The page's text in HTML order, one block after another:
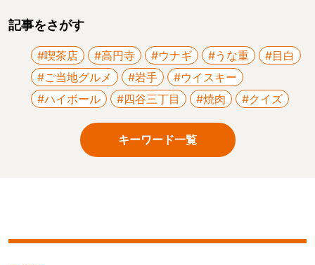
記事をさがす
#喫茶店 #高円寺 #ウナギ #うな重
#目白
#ご当地グルメ
#岩手
#ウイスキー
#ハイボール
#四谷三丁目 #焼肉 #クイズ
キーワード一覧